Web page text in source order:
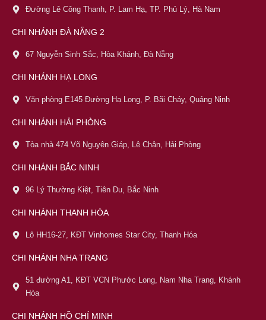
Đường Lê Công Thanh, P. Lam Hạ, TP. Phủ Lý, Hà Nam
CHI NHÁNH ĐÀ NẴNG 2
67 Nguyễn Sinh Sắc, Hòa Khánh, Đà Nẵng
CHI NHÁNH HẠ LONG
Văn phòng E145 Đường Hạ Long, P. Bãi Cháy, Quảng Ninh
CHI NHÁNH HẢI PHÒNG
Tòa nhà 474 Võ Nguyên Giáp, Lê Chân, Hải Phòng
CHI NHÁNH BẮC NINH
96 Lý Thường Kiệt, Tiên Du, Bắc Ninh
CHI NHÁNH THANH HÓA
Lô HH16-27, KĐT Vinhomes Star City, Thanh Hóa
CHI NHÁNH NHA TRANG
51 đường A1, KĐT VCN Phước Long, Nam Nha Trang, Khánh
Hòa
CHI NHÁNH HỒ CHÍ MINH